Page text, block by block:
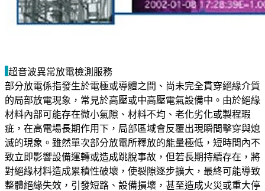
超音波異常放電檢測服務
部分放電係指發生於電極或導體之間、尚未完全貫穿絕緣介質
的局部放電現象，常見於高壓或中高壓電氣設備中。由於絕緣
材料內部可能存在微小氣隙、材料不均、老化劣化或製程瑕
疵，在高電場長期作用下，局部區域會反覆出現瞬間擊穿與熄
滅的現象。雖然單次部分放電所釋放的能量極低，短時間內不
致立即影響設備運轉或造成跳脫事故，但若長期持續存在，將
對絕緣材料造成累積性破壞，使裂隙逐步擴大，最終可能導致
整體絕緣失效，引發短路、設備損壞，甚至造成火災或重大停